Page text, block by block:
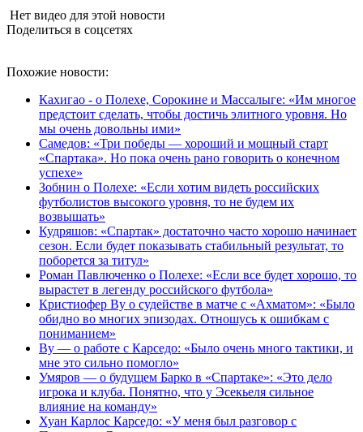
Нет видео для этой новости
Поделиться в соцсетях
Похожие новости:
Кахигао - о Полехе, Сорокине и Массалыге: «Им многое
предстоит сделать, чтобы достичь элитного уровня. Но
мы очень довольны ими»
Самедов: «Три победы — хороший и мощный старт
«Спартака». Но пока очень рано говорить о конечном
успехе»
Зобнин о Полехе: «Если хотим видеть российских
футболистов высокого уровня, то не будем их
возвышать»
Кудряшов: «Спартак» достаточно часто хорошо начинает
сезон. Если будет показывать стабильный результат, то
поборется за титул»
Роман Павлюченко о Полехе: «Если все будет хорошо, то
вырастет в легенду российского футбола»
Кристиофер Ву о судействе в матче с «Ахматом»: «Было
обидно во многих эпизодах. Отношусь к ошибкам с
пониманием»
Ву — о работе с Карседо: «Было очень много тактики, и
мне это сильно помогло»
Умяров — о будущем Барко в «Спартаке»: «Это дело
игрока и клуба. Понятно, что у Эсекьеля сильное
влияние на команду»
Хуан Карлос Карседо: «У меня был разговор с